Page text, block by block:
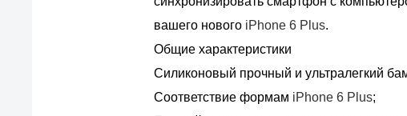
вашего нового iPhone 6 Plus.
Общие характеристики
Силиконовый прочный и ультралегкий
Соответствие формам iPhone 6 Plus;